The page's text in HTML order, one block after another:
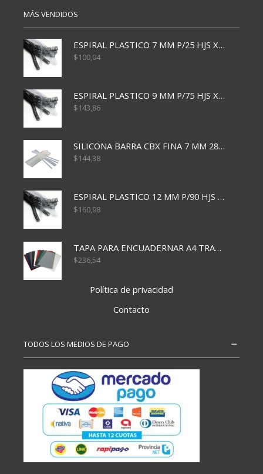
MÁS VENDIDOS
ESPIRAL PLASTICO 7 MM P/25 HJS X50x3000
$100,04
ESPIRAL PLASTICO 9 MM P/75 HJS X50X2400
$143,86
SILICONA BARRA CBX FINA 7 MM 28 CM
$144,38
ESPIRAL PLASTICO 12 MM P/90 HJS X50X1500
$160,98
TAPA PARA ENCUADERNAR A4 TRANSP x50x500
$236,54
Política de privacidad
Contacto
TODOS LOS MEDIOS DE PAGO